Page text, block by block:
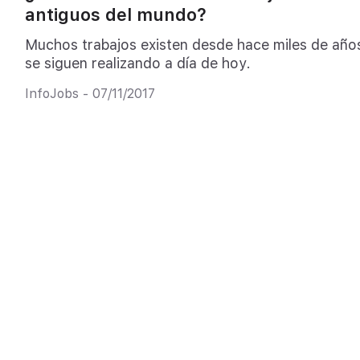
antiguos del mundo?
Muchos trabajos existen desde hace miles de
se siguen realizando a día de hoy.
InfoJobs - 07/11/2017